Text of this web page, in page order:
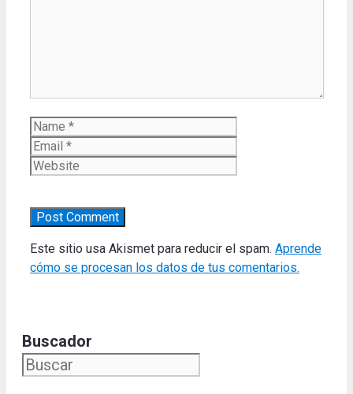
Name
Este sitio usa Akismet para reducir el spam. Aprende
cómo se procesan los datos de tus comentarios.
Buscador